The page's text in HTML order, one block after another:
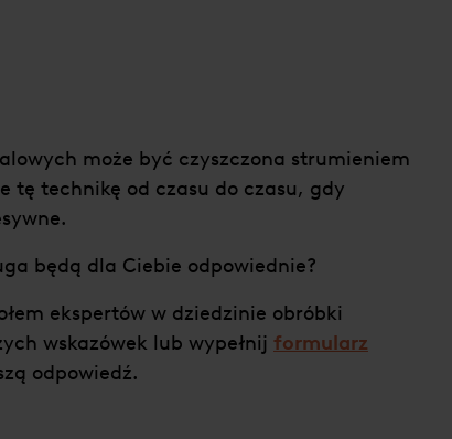
może być czyszczona strumieniem
tę technikę od czasu do czasu, gdy
będą dla Ciebie odpowiednie?
ekspertów w dziedzinie obróbki
wskazówek lub wypełnij formularz
odpowiedź.